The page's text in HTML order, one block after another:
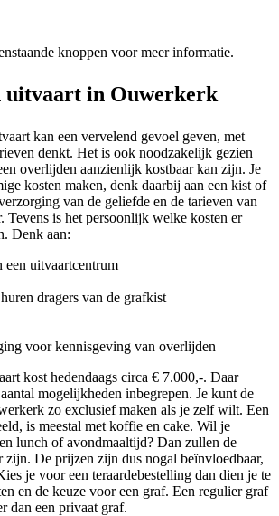
knoppen voor meer informatie.
uitvaart in Ouwerkerk
kan een vervelend gevoel geven, met
denkt. Het is ook noodzakelijk gezien
overlijden aanzienlijk kostbaar kan zijn. Je
kosten maken, denk daarbij aan een kist of
van de geliefde en de tarieven van
Tevens is het persoonlijk welke kosten er
Denk aan:
een uitvaartcentrum
dragers van de grafkist
voor kennisgeving van overlijden
kost hedendaags circa € 7.000,-. Daar
mogelijkheden inbegrepen. Je kunt de
zo exclusief maken als je zelf wilt. Een
is meestal met koffie en cake. Wil je
lunch of avondmaaltijd? Dan zullen de
zijn. De prijzen zijn dus nogal beïnvloedbaar,
je voor een teraardebestelling dan dien je te
en de keuze voor een graf. Een regulier graf
dan een privaat graf.